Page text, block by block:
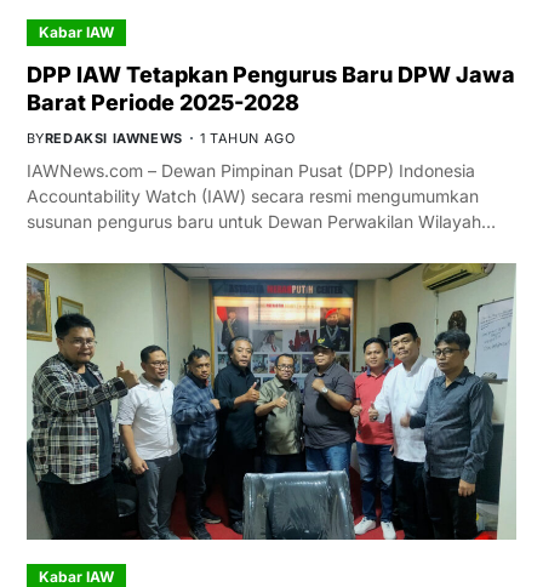
Kabar IAW
DPP IAW Tetapkan Pengurus Baru DPW Jawa
Barat Periode 2025-2028
BYREDAKSI IAWNEWS 1 TAHUN AGO
IAWNews.com – Dewan Pimpinan Pusat (DPP) Indonesia
Accountability Watch (IAW) secara resmi mengumumkan
susunan pengurus baru untuk Dewan Perwakilan Wilayah…
Kabar IAW